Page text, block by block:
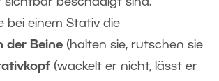
bei einem Stativ die
der Beine (halten sie, rutschen sie
(wackelt er nicht, lässt er